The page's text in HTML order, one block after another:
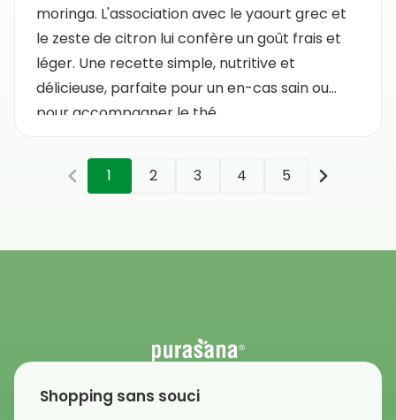
moringa. L'association avec le yaourt grec et
le zeste de citron lui confère un goût frais et
léger. Une recette simple, nutritive et
délicieuse, parfaite pour un en-cas sain ou
pour accompagner le thé.
1 2 3 4 5
Shopping sans souci